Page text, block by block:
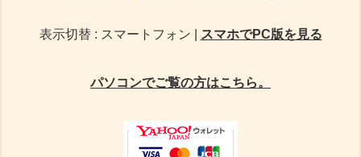
表示切替 : スマートフォン | スマホでPC版を見る
パソコンでご覧の方はこちら。